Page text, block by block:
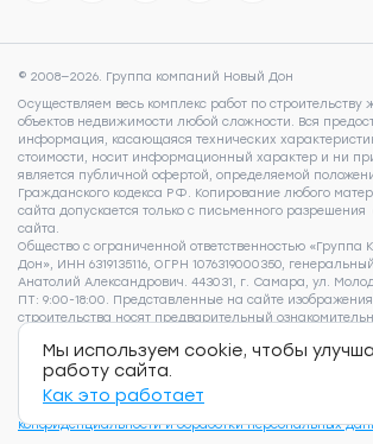
© 2008—2026. Группа компаний Новый Дон
Осуществляем весь комплекс работ по
объектов недвижимости любой сложности. Вся
информация, касающаяся технических
стоимости, носит информационный характер и ни
является публичной офертой, определяемой
Гражданского кодекса РФ. Копирование любого
сайта допускается только с письменного
сайта.
Общество с ограниченной ответственностью
Дон», ИНН 6319135116, ОГРН 1076319000350,
Анатолий Александрович. 443031, г. Самара, ул.
ПТ: 9:00-18:00. Представленные на сайте изображения
строительства носят предварительный
отличаться от фактических проектных решений,
застройщиком. Для получения подробной
стоимости указанных на сайте квартир, пожалуйста,
телефону 8 (800) 505 93 22.Согласие на обработку
Согласие на рекламно-информационные рассылки
конфиденциальности и обработки персональных
Мы используем cookie, чтобы
работу сайта.
Как это работает